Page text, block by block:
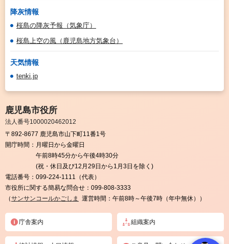
降灰情報
桜島の降灰予報（気象庁）
桜島上空の風（鹿児島地方気象台）
天気情報
tenki.jp
鹿児島市役所
法人番号1000020462012
〒892-8677 鹿児島市山下町11番1号
開庁時間： 月曜日から金曜日
午前8時45分から午後4時30分
(祝・休日及び12月29日から1月3日を除く)
電話番号： 099-224-1111（代表）
市役所に関する簡易な問合せ： 099-808-3333
（サンサンコールかごしま 運営時間：午前8時～午後7時（年中無休））
庁舎案内 組織案内